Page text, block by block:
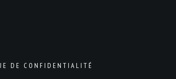
DE CONFIDENTIALITÉ